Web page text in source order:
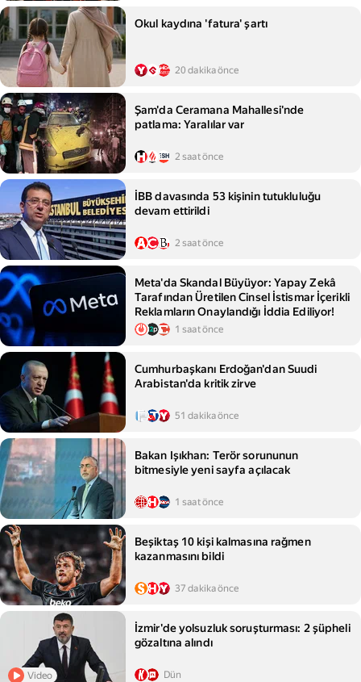
Okul kaydına 'fatura' şartı
20 dakika önce
Şam'da Ceramana Mahallesi'nde
patlama: Yaralılar var
2 saat önce
İBB davasında 53 kişinin tutukluluğu
devam ettirildi
2 saat önce
Meta'da Skandal Büyüyor: Yapay Zekâ
Tarafından Üretilen Cinsel İstismar İçerikli
Reklamların Onaylandığı İddia Ediliyor!
1 saat önce
Cumhurbaşkanı Erdoğan'dan Suudi
Arabistan'da kritik zirve
51 dakika önce
Bakan Işıkhan: Terör sorununun
bitmesiyle yeni sayfa açılacak
1 saat önce
Beşiktaş 10 kişi kalmasına rağmen
kazanmasını bildi
37 dakika önce
Video
İzmir'de yolsuzluk soruşturması: 2 şüpheli
gözaltına alındı
Dün